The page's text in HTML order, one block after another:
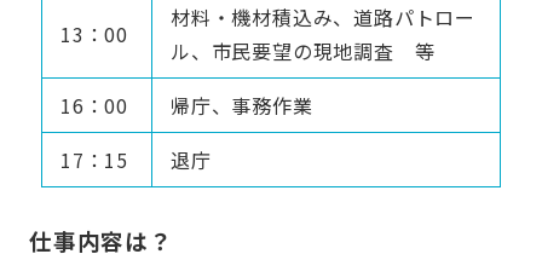
13：00
材料・機材積込み、道路パトロー
ル、市民要望の現地調査 等
16：00
帰庁、事務作業
17：15
退庁
仕事内容は？